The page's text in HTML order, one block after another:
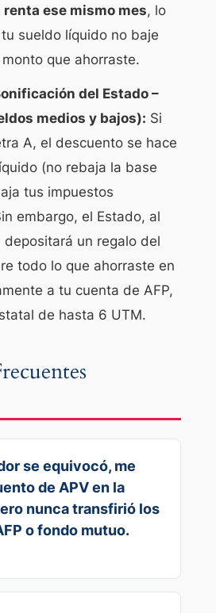
ese mismo mes, lo
sueldo líquido no baje
que ahorraste.
del Estado –
medios y bajos): Si
A, el descuento se hace
(no rebaja la base
tus impuestos
embargo, el Estado, al
depositará un regalo del
todo lo que ahorraste en
a tu cuenta de AFP,
de hasta 6 UTM.
se equivocó, me
de APV en la
nunca transfirió los
o fondo mutuo.